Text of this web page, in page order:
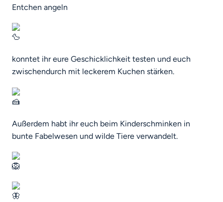
Entchen angeln
konntet ihr eure Geschicklichkeit testen und euch
zwischendurch mit leckerem Kuchen stärken.
Außerdem habt ihr euch beim Kinderschminken in
bunte Fabelwesen und wilde Tiere verwandelt.